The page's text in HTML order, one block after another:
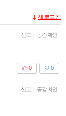
새로고침
신고 | 공감 확인
0
0
신고 | 공감 확인